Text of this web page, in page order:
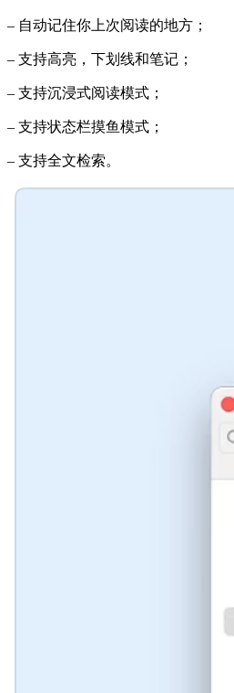
– 自动记住你上次阅读的地方；
– 支持高亮，下划线和笔记；
– 支持沉浸式阅读模式；
– 支持状态栏摸鱼模式；
– 支持全文检索。